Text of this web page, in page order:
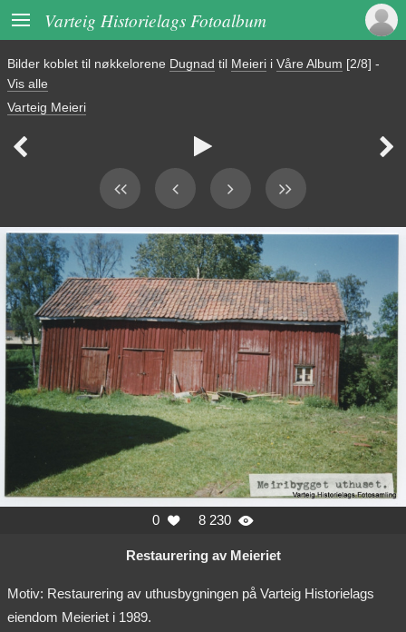
 Varteig Historielags Fotoalbum
Bilder koblet til nøkkelorene Dugnad til Meieri i Våre Album [2/8] -
Vis alle
Varteig Meieri
  
0  8 230 
Restaurering av Meieriet
Motiv: Restaurering av uthusbygningen på Varteig Historielags
eiendom Meieriet i 1989.